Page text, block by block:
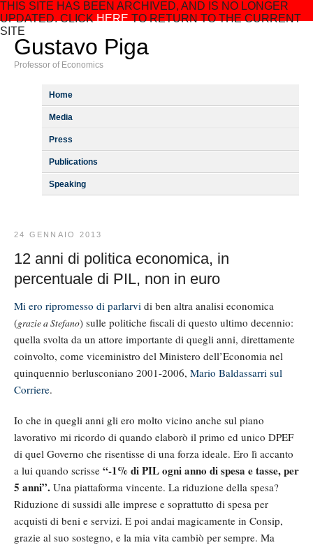
THIS SITE HAS BEEN ARCHIVED, AND IS NO LONGER
UPDATED. CLICKHERETO RETURN TO THE CURRENT
SITE
Gustavo Piga
Professor of Economics
Home
Media
Press
Publications
Speaking
24 GENNAIO 2013
12 anni di politica economica, in
percentuale di PIL, non in euro
Mi ero ripromesso di parlarvi di ben altra analisi economica
(grazie a Stefano) sulle politiche fiscali di questo ultimo decennio:
quella svolta da un attore importante di quegli anni, direttamente
coinvolto, come viceministro del Ministero dell’Economia nel
quinquennio berlusconiano 2001-2006, Mario Baldassarri sul
Corriere.
Io che in quegli anni gli ero molto vicino anche sul piano
lavorativo mi ricordo di quando elaborò il primo ed unico DPEF
di quel Governo che risentisse di una forza ideale. Ero lì accanto
a lui quando scrisse “-1% di PIL ogni anno di spesa e tasse, per
5 anni”. Una piattaforma vincente. La riduzione della spesa?
Riduzione di sussidi alle imprese e soprattutto di spesa per
acquisti di beni e servizi. E poi andai magicamente in Consip,
grazie al suo sostegno, e la mia vita cambiò per sempre. Ma